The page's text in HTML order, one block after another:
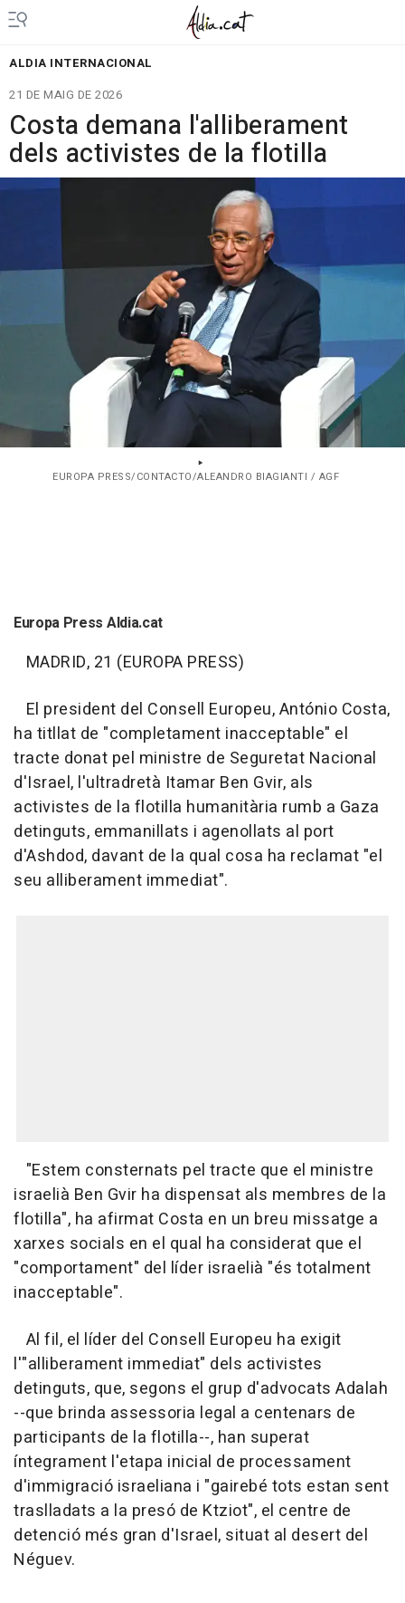
ALDIA INTERNACIONAL
21 DE MAIG DE 2026
Costa demana l'alliberament
dels activistes de la flotilla
EUROPA PRESS/CONTACTO/ALEANDRO BIAGIANTI / AGF
Europa Press Aldia.cat
MADRID, 21 (EUROPA PRESS)
El president del Consell Europeu, António Costa,
ha titllat de "completament inacceptable" el
tracte donat pel ministre de Seguretat Nacional
d'Israel, l'ultradretà Itamar Ben Gvir, als
activistes de la flotilla humanitària rumb a Gaza
detinguts, emmanillats i agenollats al port
d'Ashdod, davant de la qual cosa ha reclamat "el
seu alliberament immediat".
"Estem consternats pel tracte que el ministre
israelià Ben Gvir ha dispensat als membres de la
flotilla", ha afirmat Costa en un breu missatge a
xarxes socials en el qual ha considerat que el
"comportament" del líder israelià "és totalment
inacceptable".
Al fil, el líder del Consell Europeu ha exigit
l'"alliberament immediat" dels activistes
detinguts, que, segons el grup d'advocats Adalah
--que brinda assessoria legal a centenars de
participants de la flotilla--, han superat
íntegrament l'etapa inicial de processament
d'immigració israeliana i "gairebé tots estan sent
traslladats a la presó de Ktziot", el centre de
detenció més gran d'Israel, situat al desert del
Néguev.